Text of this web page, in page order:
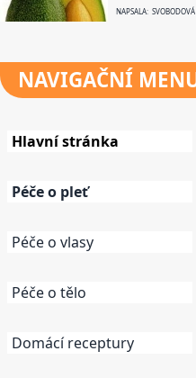
NAPSALA:
NAVIGAČNÍ
Hlavní stránka
Péče o pleť
Péče o vlasy
Péče o tělo
Domácí receptury